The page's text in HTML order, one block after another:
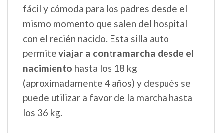
fácil y cómoda para los padres desde el
mismo momento que salen del hospital
con el recién nacido. Esta silla auto
permite viajar a contramarcha desde el
nacimiento hasta los 18 kg
(aproximadamente 4 años) y después se
puede utilizar a favor de la marcha hasta
los 36 kg.